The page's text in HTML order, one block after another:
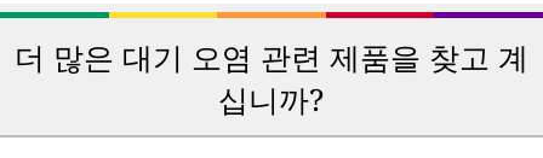
더 많은 대기 오염 관련 제품을 찾고 계
십니까?